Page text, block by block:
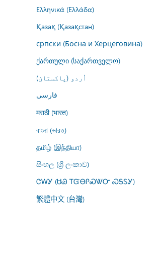
Ελληνικά (Ελλάδα)
Қазақ (Қазақстан)
српски (Босна и Херцеговина)
ქართული (საქართველო)
اُردو (پاکستان)
فارسى
मराठी (भारत)
বাংলা (ভারত)
தமிழ் (இந்தியா)
සිංහල (ශ්‍රී ලංකාව)
ᏣᎳᎩ (ᏌᏊ ᎢᏳᎾᎵᏍᏔᏅ ᏍᎦᏚᎩ)
繁體中文 (台灣)